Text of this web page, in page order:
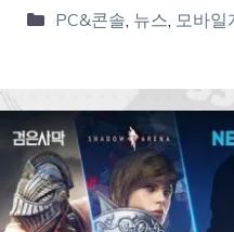
PC&콘솔 뉴스 모바일